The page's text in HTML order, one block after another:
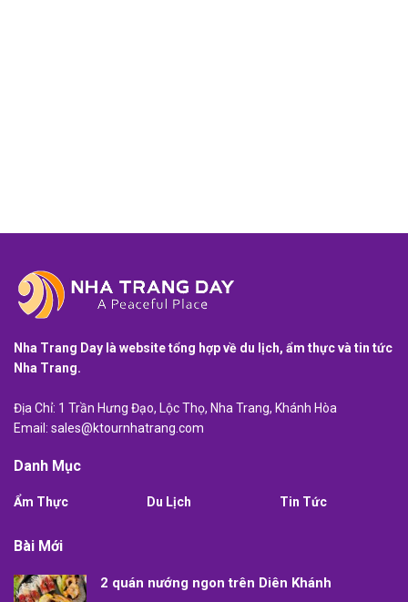
Nha Trang Day là website tổng hợp về du lịch, ẩm thực và tin tức
Nha Trang.
Địa Chỉ: 1 Trần Hưng Đạo, Lộc Thọ, Nha Trang, Khánh Hòa
Email: sales@ktournhatrang.com
Danh Mục
Ẩm Thực Du Lịch Tin Tức
Bài Mới
2 quán nướng ngon trên Diên Khánh